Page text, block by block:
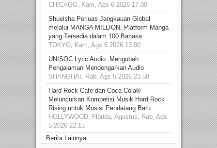
CHICAGO, Kam, Ags 6 2026 17.00
Shueisha Perluas Jangkauan Global
melalui MANGA MILLION, Platform Manga
yang Tersedia dalam 100 Bahasa
TOKYO, Kam, Ags 6 2026 13.00
UNISOC Lyric Audio: Mengubah
Pengalaman Mendengarkan Audio
SHANGHAI, Rab, Ags 5 2026 23.58
Hard Rock Cafe dan Coca-Cola®
Meluncurkan Kompetisi Musik Hard Rock
Rising untuk Musisi Pendatang Baru
HOLLYWOOD, Florida, Agustus, Rab, Ags
5 2026 22.15
Berita Lainnya